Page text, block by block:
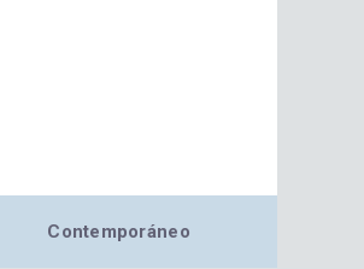
Contemporáneo